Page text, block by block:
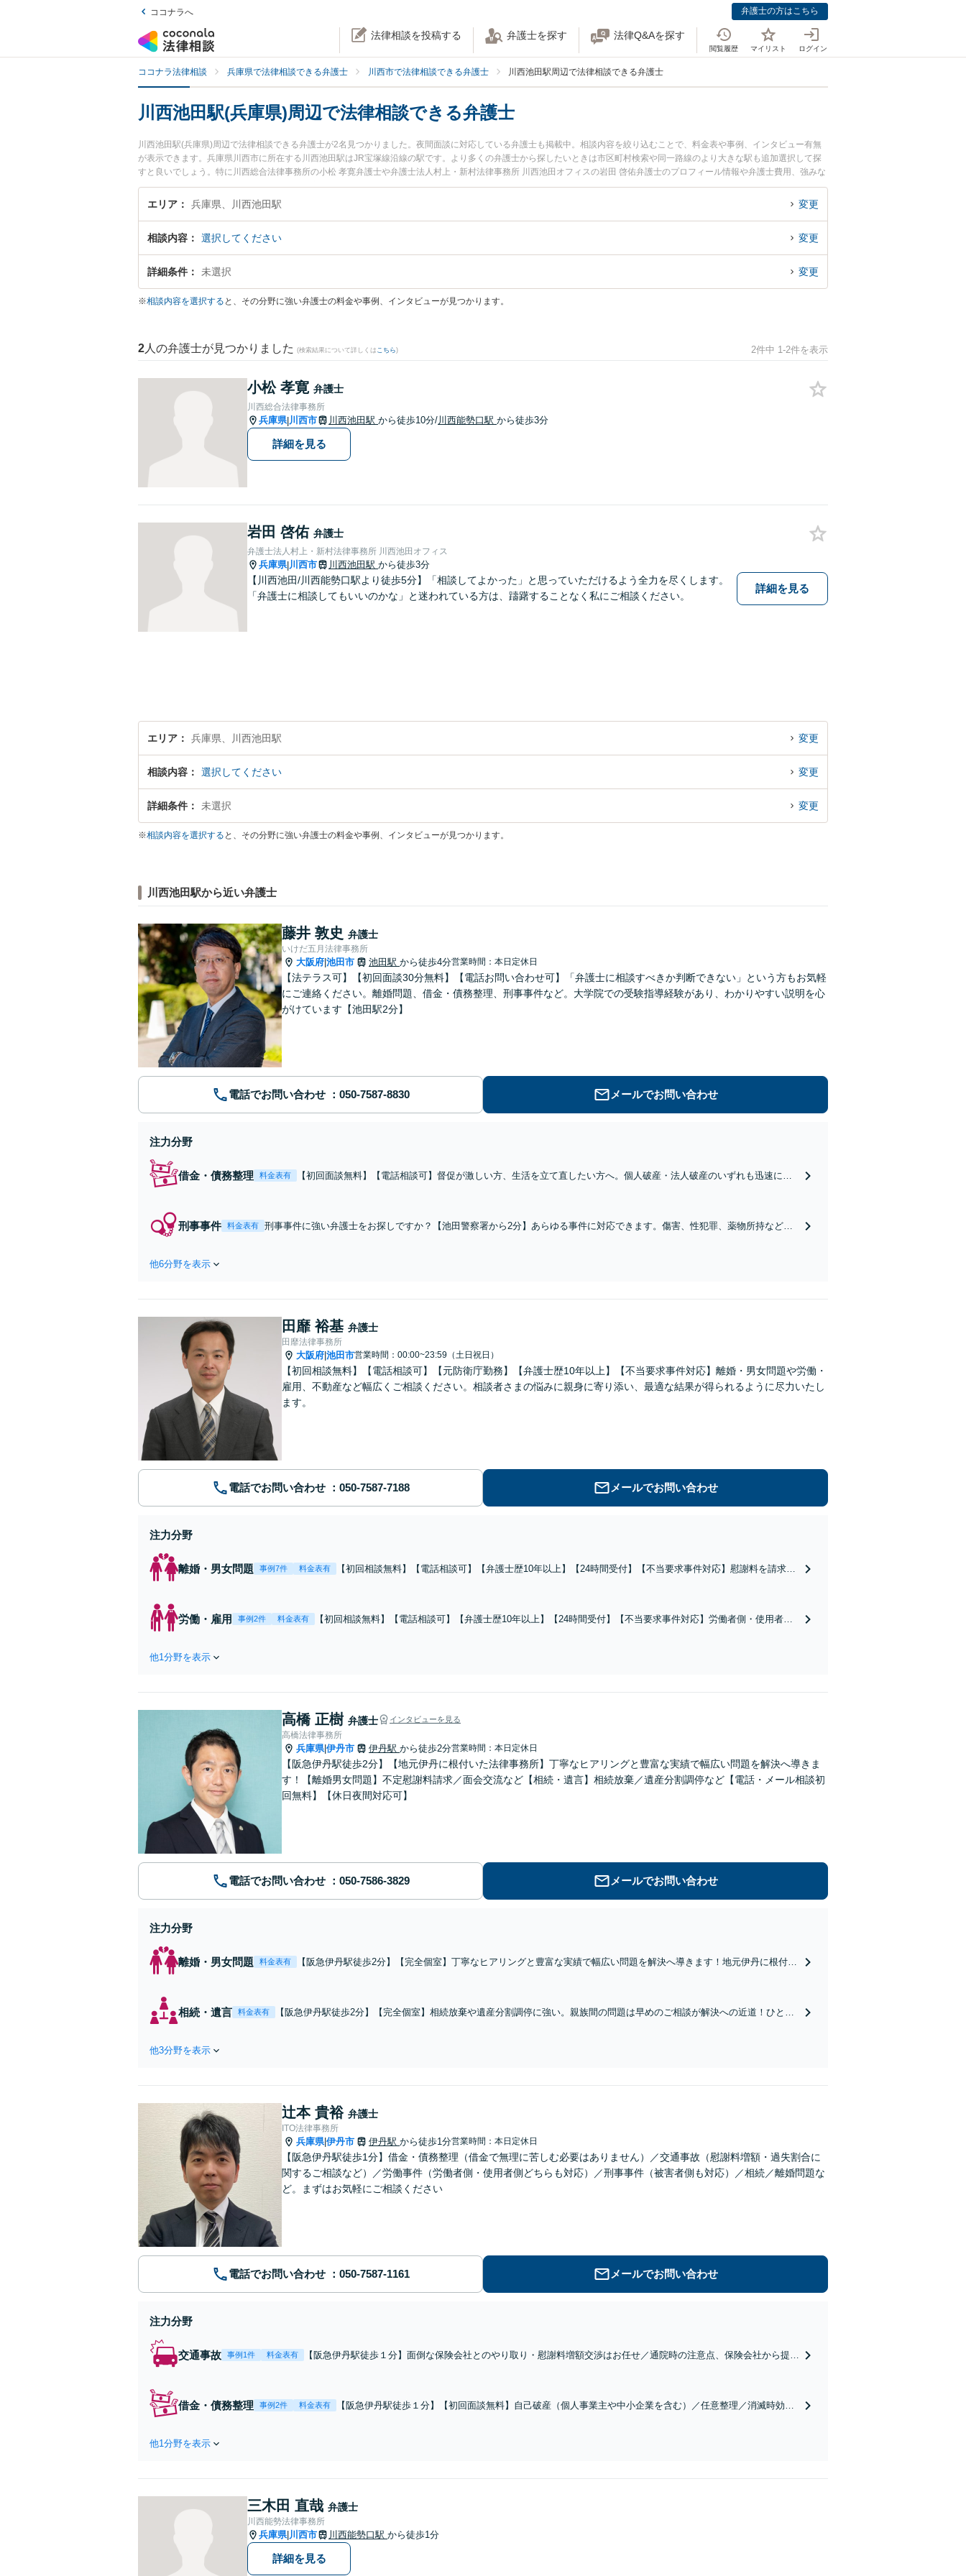
ココナラへ 弁護士の方はこちら
法律相談を投稿する 弁護士を探す 法律Q&Aを探す
閲覧履歴 マイリスト ログイン
ココナラ法律相談 兵庫県で法律相談できる弁護士 川西市で法律相談できる弁護士 川西池田駅周辺で法律相談できる弁護士
川西池田駅(兵庫県)周辺で法律相談できる弁護士
川西池田駅(兵庫県)周辺で法律相談できる弁護士が2名見つかりました。夜間面談に対応している弁護士も掲載中。相談内容を絞り込むことで、料金表や事例、インタビュー有無
が表示できます。兵庫県川西市に所在する川西池田駅はJR宝塚線沿線の駅です。より多くの弁護士から探したいときは市区町村検索や同一路線のより大きな駅も追加選択して探
すと良いでしょう。特に川西総合法律事務所の小松 孝寛弁護士や弁護士法人村上・新村法律事務所 川西池田オフィスの岩田 啓佑弁護士のプロフィール情報や弁護士費用、強みな
どが注目されています。『行政処分の不服申立てのトラブルを勤務先から通いやすい川西池田駅周辺に事務所を構える弁護士に面談予約したい』『行政処分の不服申立てのトラブ
ル解決の実績豊富な川西池田駅近くの弁護士を検索したい』『初回無料で行政処分の不服申立てを法律相談できる川西池田駅付近の弁護士に面談予約したい』などでお困りの相談
エリア 兵庫県、川西池田駅 変更
相談内容 選択してください 変更
詳細条件 未選択 変更
※相談内容を選択する と、その分野に強い弁護士の料金や事例、インタビューが見つかります。
2 人の弁護士が見つかりました (検索結果について詳しくは こちら) 2件中 1-2件を表示
小松 孝寛 弁護士
川西総合法律事務所
兵庫県|川西市 川西池田駅 から徒歩10分/川西能勢口駅 から徒歩3分
詳細を見る
岩田 啓佑 弁護士
弁護士法人村上・新村法律事務所 川西池田オフィス
兵庫県|川西市 川西池田駅 から徒歩3分
【川西池田/川西能勢口駅より徒歩5分】「相談してよかった」と思っていただけるよう全力を尽くします。
「弁護士に相談してもいいのかな」と迷われている方は、躊躇することなく私にご相談ください。
詳細を見る
エリア 兵庫県、川西池田駅 変更
相談内容 選択してください 変更
詳細条件 未選択 変更
※相談内容を選択する と、その分野に強い弁護士の料金や事例、インタビューが見つかります。
川西池田駅から近い弁護士
藤井 敦史 弁護士
いけだ五月法律事務所
大阪府 池田市 池田駅 から徒歩4分営業時間：本日定休日
【法テラス可】【初回面談30分無料】【電話お問い合わせ可】「弁護士に相談すべきか判断できない」という方もお気軽
にご連絡ください。離婚問題、借金・債務整理、刑事事件など。大学院での受験指導経験があり、わかりやすい説明を心
がけています【池田駅2分】
電話でお問い合わせ メールでお問い合わせ
注力分野
借金・債務整理 料金表有
【初回面談無料】【電話相談可】督促が激しい方、生活を立て直したい方へ。個人破産・法人破産のいずれも迅速に対
刑事事件 料金表有
刑事事件に強い弁護士をお探しですか？【池田警察署から2分】あらゆる事件に対応できます。傷害、性犯罪、薬物所持など。
他6分野を表示
田靡 裕基 弁護士
田靡法律事務所
大阪府 池田市営業時間：00:00~23:59（土日祝日）
【初回相談無料】【電話相談可】【元防衛庁勤務】【弁護士歴10年以上】【不当要求事件対応】離婚・男女問題や労働・
雇用、不動産など幅広くご相談ください。相談者さまの悩みに親身に寄り添い、最適な結果が得られるように尽力いたし
ます。
電話でお問い合わせ メールでお問い合わせ
注力分野
離婚・男女問題 事例7件 料金表有
【初回相談無料】【電話相談可】【弁護士歴10年以上】【24時間受付】【不当要求事件対応】慰謝料を請求し
労働・雇用 事例2件 料金表有
【初回相談無料】【電話相談可】【弁護士歴10年以上】【24時間受付】【不当要求事件対応】労働者側・使用者側
他1分野を表示
高橋 正樹 弁護士 インタビューを見る
高橋法律事務所
兵庫県|伊丹市 伊丹駅 から徒歩2分営業時間：本日定休日
【阪急伊丹駅徒歩2分】【地元伊丹に根付いた法律事務所】丁寧なヒアリングと豊富な実績で幅広い問題を解決へ導きま
す！【離婚男女問題】不定慰謝料請求／面会交流など【相続・遺言】相続放棄／遺産分割調停など【電話・メール相談初
回無料】【休日夜間対応可】
電話でお問い合わせ メールでお問い合わせ
注力分野
離婚・男女問題 料金表有
【阪急伊丹駅徒歩2分】【完全個室】丁寧なヒアリングと豊富な実績で幅広い問題を解決へ導きます！地元伊丹に根付い
相続・遺言 料金表有
【阪急伊丹駅徒歩2分】【完全個室】相続放棄や遺産分割調停に強い。親族間の問題は早めのご相談が解決への近道！ひとつ
他3分野を表示
辻本 貴裕 弁護士
ITO法律事務所
兵庫県|伊丹市 伊丹駅 から徒歩1分営業時間：本日定休日
【阪急伊丹駅徒歩1分】借金・債務整理（借金で無理に苦しむ必要はありません）／交通事故（慰謝料増額・過失割合に
関するご相談など）／労働事件（労働者側・使用者側どちらも対応）／刑事事件（被害者側も対応）／相続／離婚問題な
ど。まずはお気軽にご相談ください
電話でお問い合わせ メールでお問い合わせ
注力分野
交通事故 事例1件 料金表有
【阪急伊丹駅徒歩１分】面倒な保険会社とのやり取り・慰謝料増額交渉はお任せ／通院時の注意点、保険会社から提示
借金・債務整理 事例2件 料金表有
【阪急伊丹駅徒歩１分】【初回面談無料】自己破産（個人事業主や中小企業を含む）／任意整理／消滅時効援
他1分野を表示
三木田 直哉 弁護士
川西能勢法律事務所
兵庫県| 川西市 川西能勢口駅 から徒歩1分
詳細を見る